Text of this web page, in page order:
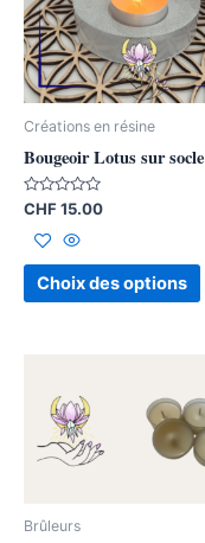
Créations en résine
Bougeoir Lotus sur socle
Note
0
sur
CHF15.00
Choix des options
Brûleurs